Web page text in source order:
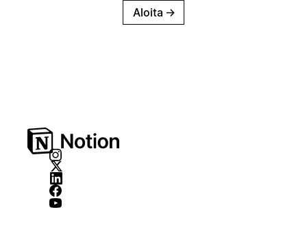
Aloita →